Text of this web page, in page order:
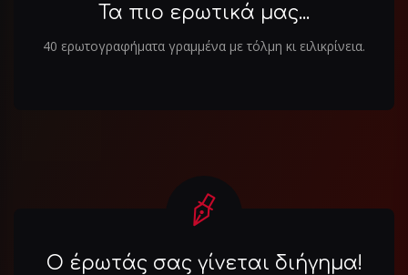
Τα πιο ερωτικά μας...
40 ερωτογραφήματα γραμμένα με τόλμη κι ειλικρίνεια.
Ο έρωτάς σας γίνεται διήγημα!